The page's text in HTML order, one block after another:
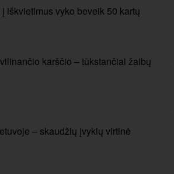
iškvietimus vyko beveik 50 kartų
karščio – tūkstančiai žaibų
– skaudžių įvykių virtinė